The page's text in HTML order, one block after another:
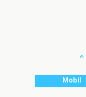
Mobil